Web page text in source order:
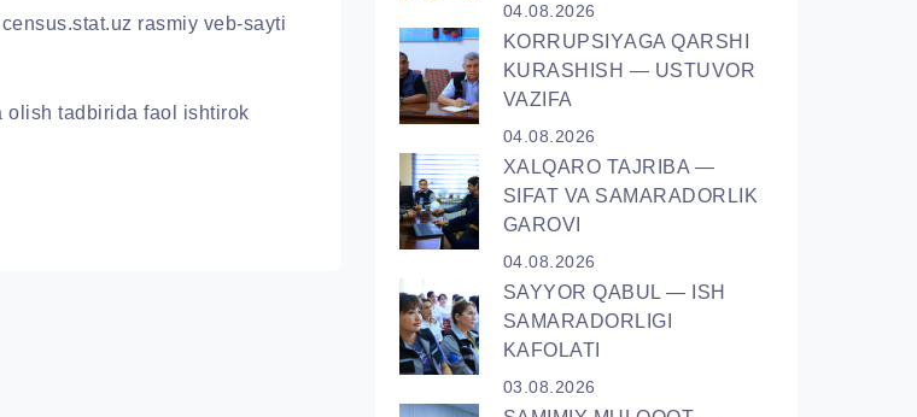
rasmiy veb-sayti
olish tadbirida faol ishtirok
04.08.2026
KORRUPSIYАGA QARSHI
KURASHISH — USTUVOR
VAZIFA
04.08.2026
XALQARO TAJRIBA —
SIFAT VA SAMARADORLIK
GAROVI
04.08.2026
SAYYOR QАBUL — ISH
SAMARADORLIGI
KAFOLATI
03.08.2026